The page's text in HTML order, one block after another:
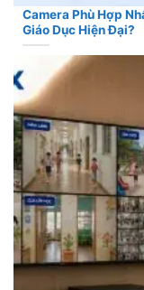
Camera Phù Hợp
Giáo Dục Hiện Đại?